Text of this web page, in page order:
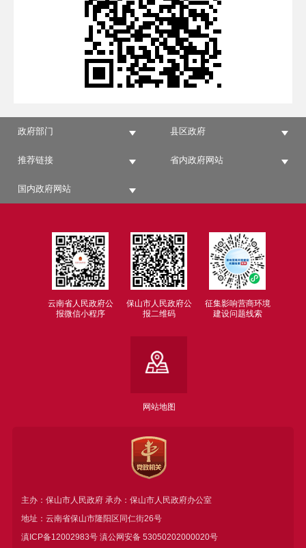
政府部门 县区政府
推荐链接 省内政府网站
国内政府网站
云南省人民政府公
报微信小程序
保山市人民政府公
报二维码
征集影响营商环境
建设问题线索
网站地图
主办：保山市人民政府 承办：保山市人民政府办公室
地址：云南省保山市隆阳区同仁街26号
滇ICP备12002983号滇公网安备 53050202000020号